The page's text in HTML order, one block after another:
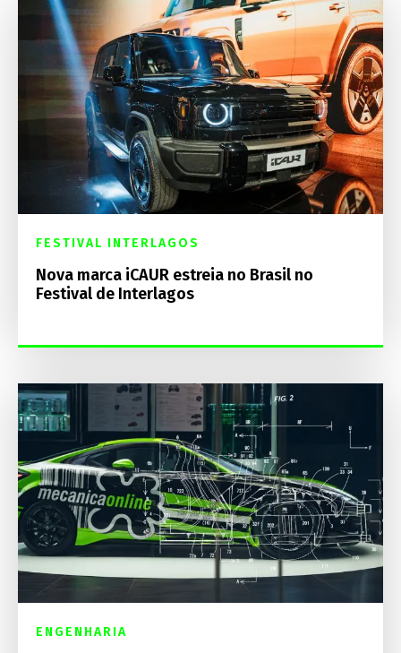
FESTIVAL INTERLAGOS
Nova marca iCAUR estreia no Brasil no
Festival de Interlagos
ENGENHARIA